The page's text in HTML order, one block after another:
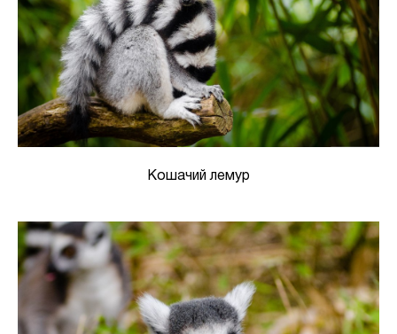
Кошачий лемур